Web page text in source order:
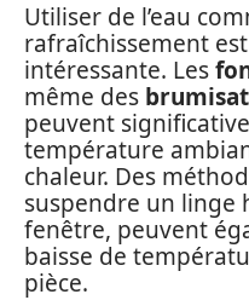
Utiliser de l’eau
rafraîchissement
intéressante. Les
même des
peuvent
température
chaleur. Des
suspendre un linge
fenêtre, peuvent
baisse de
pièce.